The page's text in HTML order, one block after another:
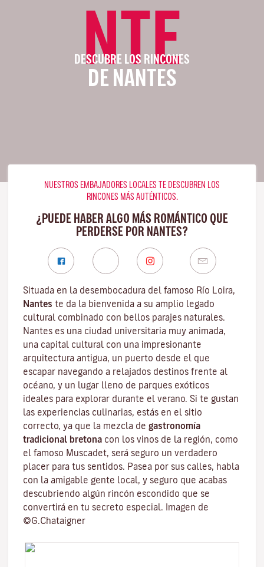
NTE
DESCUBRE LOS RINCONES
DE NANTES
NUESTROS EMBAJADORES LOCALES TE DESCUBREN LOS
RINCONES MÁS AUTÉNTICOS.
¿PUEDE HABER ALGO MÁS ROMÁNTICO QUE
PERDERSE POR NANTES?
Situada en la desembocadura del famoso Río Loira,
Nantes te da la bienvenida a su amplio legado
cultural combinado con bellos parajes naturales.
Nantes es una ciudad universitaria muy animada,
una capital cultural con una impresionante
arquitectura antigua, un puerto desde el que
escapar navegando a relajados destinos frente al
océano, y un lugar lleno de parques exóticos
ideales para explorar durante el verano. Si te gustan
las experiencias culinarias, estás en el sitio
correcto, ya que la mezcla de gastronomía
tradicional bretona con los vinos de la región, como
el famoso Muscadet, será seguro un verdadero
placer para tus sentidos. Pasea por sus calles, habla
con la amigable gente local, y seguro que acabas
descubriendo algún rincón escondido que se
convertirá en tu secreto especial. Imagen de
©G.Chataigner